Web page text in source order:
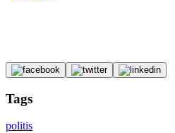
Tags
politis